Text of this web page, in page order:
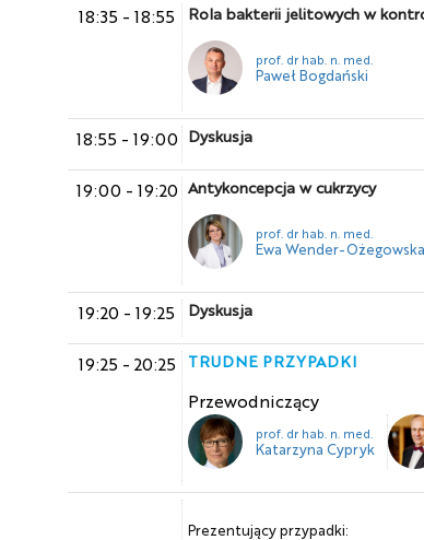
18:35 - 18:55 Rola bakterii jelitowych w
prof. dr hab. n. med.
Paweł Bogdański
18:55 - 19:00 Dyskusja
19:00 - 19:20 Antykoncepcja w cukrzycy
prof. dr hab. n. med.
Ewa Wender-Ożegowska
19:20 - 19:25 Dyskusja
19:25 - 20:25 TRUDNE PRZYPADKI
Przewodniczący
prof. dr hab. n. med.
Katarzyna Cypryk
Prezentujący przypadki: